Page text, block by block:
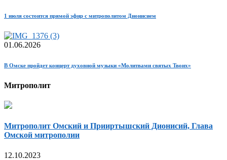
1 июля состоится прямой эфир с митрополитом Дионисием
01.06.2026
В Омске пройдет концерт духовной музыки «Молитвами святых Твоих»
Митрополит
Митрополит Омский и Прииртышский Дионисий, Глава
Омской митрополии
12.10.2023